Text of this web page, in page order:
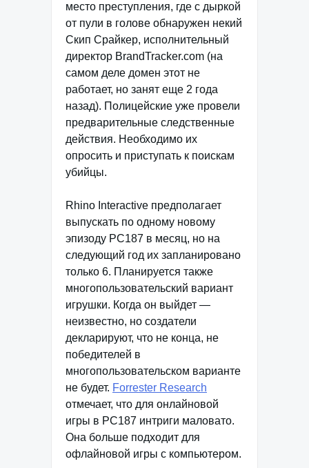
место преступления, где с дыркой
от пули в голове обнаружен некий
Скип Срайкер, исполнительный
директор BrandTracker.com (на
самом деле домен этот не
работает, но занят еще 2 года
назад). Полицейские уже провели
предварительные следственные
действия. Необходимо их
опросить и приступать к поискам
убийцы.
Rhino Interactive предполагает
выпускать по одному новому
эпизоду PC187 в месяц, но на
следующий год их запланировано
только 6. Планируется также
многопользовательский вариант
игрушки. Когда он выйдет —
неизвестно, но создатели
декларируют, что не конца, не
победителей в
многопользовательском варианте
не будет. Forrester Research
отмечает, что для онлайновой
игры в PC187 интриги маловато.
Она больше подходит для
офлайновой игры с компьютером.